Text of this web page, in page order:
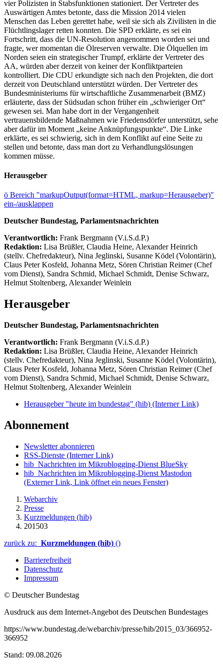
vier Polizisten in Stabsfunktionen stationiert. Der Vertreter des
Auswärtigen Amtes betonte, dass die Mission 2014 vielen
Menschen das Leben gerettet habe, weil sie sich als Zivilisten in die
Flüchtlingslager retten konnten. Die SPD erklärte, es sei ein
Fortschritt, dass die UN-Resolution angenommen worden sei und
fragte, wer momentan die Ölreserven verwalte. Die Ölquellen im
Norden seien ein strategischer Trumpf, erklärte der Vertreter des
AA, würden aber derzeit von keiner der Konfliktparteien
kontrolliert. Die CDU erkundigte sich nach den Projekten, die dort
derzeit von Deutschland unterstützt würden. Der Vertreter des
Bundesministeriums für wirtschaftliche Zusammenarbeit (BMZ)
erläuterte, dass der Südsudan schon früher ein „schwieriger Ort“
gewesen sei. Man habe dort in der Vergangenheit
vertrauensbildende Maßnahmen wie Friedensdörfer unterstützt, sehe
aber dafür im Moment „keine Anknüpfungspunkte“. Die Linke
erklärte, es sei schwierig, sich in dem Konflikt auf eine Seite zu
stellen und betonte, dass man dort zu Verhandlungslösungen
kommen müsse.
Herausgeber
ö Bereich "markupOutput(format=HTML, markup=Herausgeber)"
ein-/ausklappen
Deutscher Bundestag, Parlamentsnachrichten
Verantwortlich: Frank Bergmann (V.i.S.d.P.)
Redaktion: Lisa Brüßler, Claudia Heine, Alexander Heinrich
(stellv. Chefredakteur), Nina Jeglinski, Susanne Ködel (Volontärin),
Claus Peter Kosfeld, Johanna Metz, Sören Christian Reimer (Chef
vom Dienst), Sandra Schmid, Michael Schmidt, Denise Schwarz,
Helmut Stoltenberg, Alexander Weinlein
Herausgeber
Deutscher Bundestag, Parlamentsnachrichten
Verantwortlich: Frank Bergmann (V.i.S.d.P.)
Redaktion: Lisa Brüßler, Claudia Heine, Alexander Heinrich
(stellv. Chefredakteur), Nina Jeglinski, Susanne Ködel (Volontärin),
Claus Peter Kosfeld, Johanna Metz, Sören Christian Reimer (Chef
vom Dienst), Sandra Schmid, Michael Schmidt, Denise Schwarz,
Helmut Stoltenberg, Alexander Weinlein
Herausgeber "heute im bundestag" (hib) (Interner Link)
Abonnement
Newsletter abonnieren
RSS-Dienste (Interner Link)
hib_Nachrichten im Mikroblogging-Dienst BlueSky
hib_Nachrichten im Mikroblogging-Dienst Mastodon
(Externer Link, Link öffnet ein neues Fenster)
Webarchiv
Presse
Kurzmeldungen (hib)
201503
zurück zu: Kurzmeldungen (hib) ()
Barrierefreiheit
Datenschutz
Impressum
© Deutscher Bundestag
Ausdruck aus dem Internet-Angebot des Deutschen Bundestages
https://www.bundestag.de/webarchiv/presse/hib/2015_03/366952-
366952
Stand: 09.08.2026